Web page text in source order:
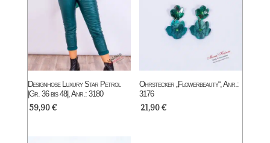
Designhose Luxury Star Petrol
|Gr. 36 bis 48|, Anr.: 3180
59,90€
Ohrstecker „Flowerbeauty“, Anr.:
3176
21,90€